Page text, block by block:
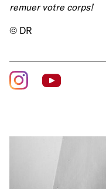
remuer votre corps!
© DR